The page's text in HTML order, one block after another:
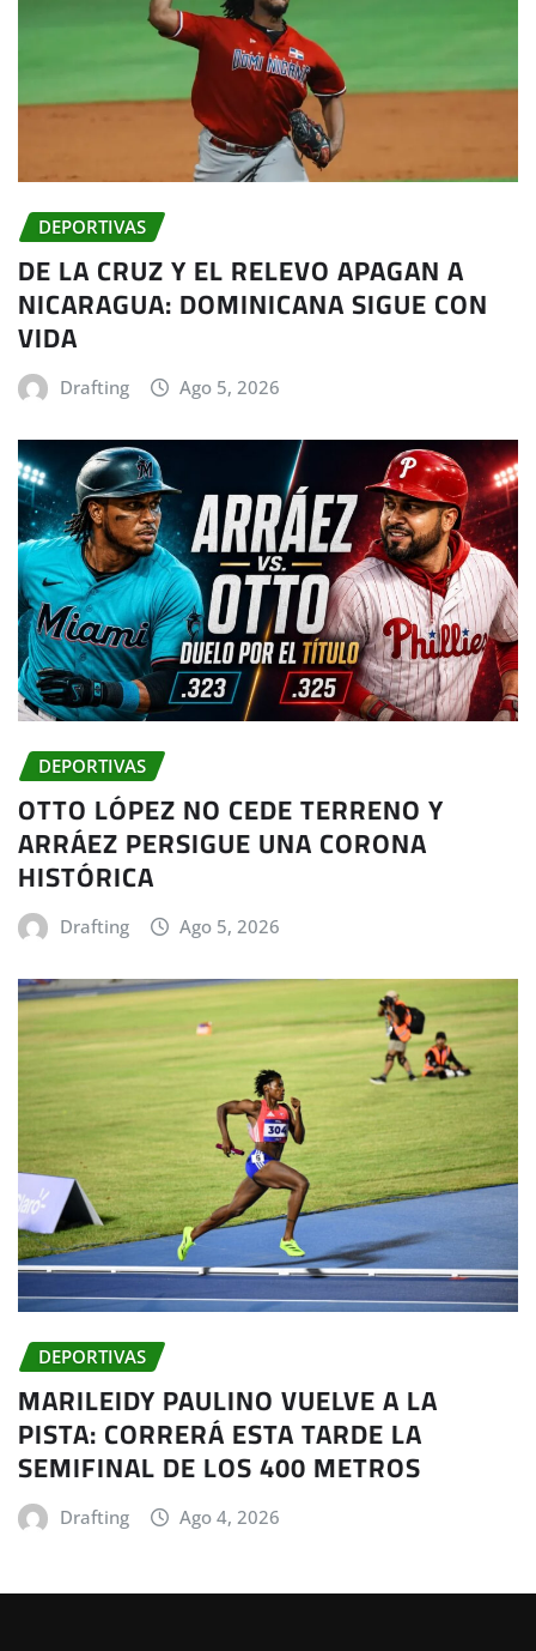
DEPORTIVAS
DE LA CRUZ Y EL RELEVO APAGAN A
NICARAGUA: DOMINICANA SIGUE CON
VIDA
Drafting Ago 5, 2026
DEPORTIVAS
OTTO LÓPEZ NO CEDE TERRENO Y
ARRÁEZ PERSIGUE UNA CORONA
HISTÓRICA
Drafting Ago 5, 2026
DEPORTIVAS
MARILEIDY PAULINO VUELVE A LA
PISTA: CORRERÁ ESTA TARDE LA
SEMIFINAL DE LOS 400 METROS
Drafting Ago 4, 2026